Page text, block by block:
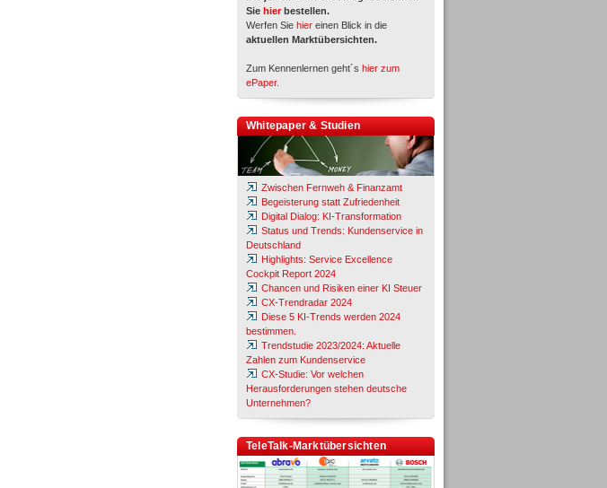
Sie hier bestellen.
Werfen Sie hier einen Blick in die
aktuellen Marktübersichten.
Zum Kennenlernen geht´s hier zum
ePaper.
Whitepaper & Studien
Zwischen Fernweh & Finanzamt
Begeisterung statt Zufriedenheit
Digital Dialog: KI-Transformation
Status und Trends: Kundenservice in
Deutschland
Highlights: Service Excellence
Cockpit Report 2024
Chancen und Risiken einer KI Steuer
CX-Trendradar 2024
Diese 5 KI-Trends werden 2024
bestimmen.
Trendstudie 2023/2024: Aktuelle
Zahlen zum Kundenservice
CX-Studie: Vor welchen
Herausforderungen stehen deutsche
Unternehmen?
TeleTalk-Marktübersichten